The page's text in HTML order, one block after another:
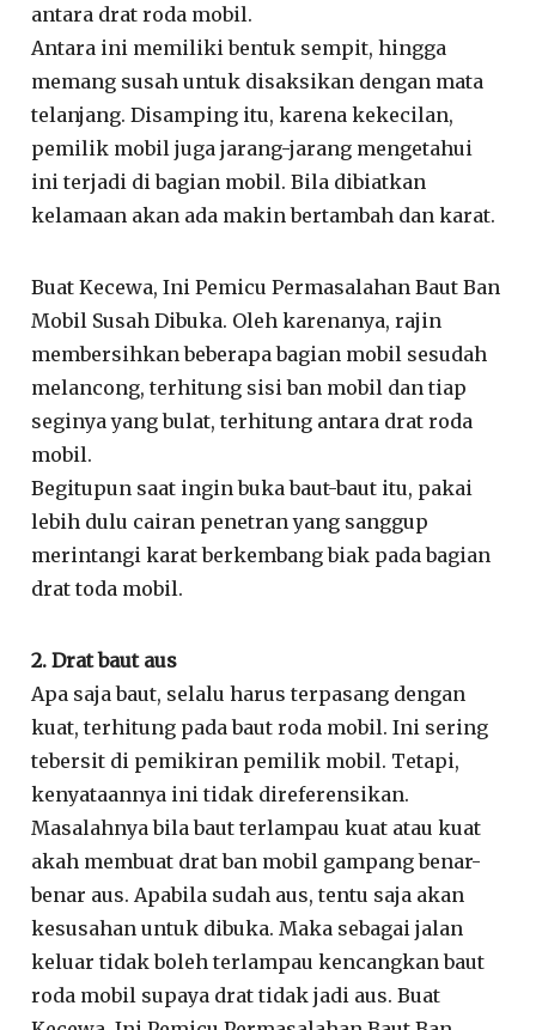
antara drat roda mobil.
Antara ini memiliki bentuk sempit, hingga
memang susah untuk disaksikan dengan mata
telanjang. Disamping itu, karena kekecilan,
pemilik mobil juga jarang-jarang mengetahui
ini terjadi di bagian mobil. Bila dibiatkan
kelamaan akan ada makin bertambah dan karat.
Buat Kecewa, Ini Pemicu Permasalahan Baut Ban
Mobil Susah Dibuka. Oleh karenanya, rajin
membersihkan beberapa bagian mobil sesudah
melancong, terhitung sisi ban mobil dan tiap
seginya yang bulat, terhitung antara drat roda
mobil.
Begitupun saat ingin buka baut-baut itu, pakai
lebih dulu cairan penetran yang sanggup
merintangi karat berkembang biak pada bagian
drat toda mobil.
2. Drat baut aus
Apa saja baut, selalu harus terpasang dengan
kuat, terhitung pada baut roda mobil. Ini sering
tebersit di pemikiran pemilik mobil. Tetapi,
kenyataannya ini tidak direferensikan.
Masalahnya bila baut terlampau kuat atau kuat
akah membuat drat ban mobil gampang benar-
benar aus. Apabila sudah aus, tentu saja akan
kesusahan untuk dibuka. Maka sebagai jalan
keluar tidak boleh terlampau kencangkan baut
roda mobil supaya drat tidak jadi aus. Buat